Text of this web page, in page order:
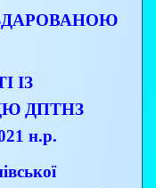
ІЗ
ДПТНЗ
н.р.